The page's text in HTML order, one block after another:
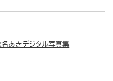
きデジタル写真集